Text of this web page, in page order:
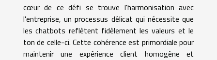
cœur de ce défi se trouve l'harmonisation avec
l'entreprise, un processus délicat qui nécessite que
les chatbots reflètent fidèlement les valeurs et le
ton de celle-ci. Cette cohérence est primordiale pour
maintenir une expérience client homogène et